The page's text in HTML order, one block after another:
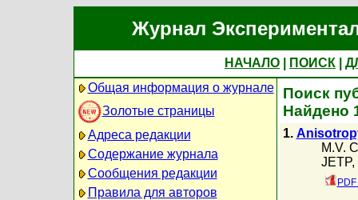
Журнал
НАЧАЛО ПОИСК
Общая информация о журнале
Золотые страницы
Адреса редакции
Содержание журнала
Сообщения редакции
Правила для авторов
Поиск
Найдено
1.
M.V.
JETP,